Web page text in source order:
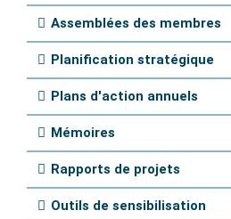
Assemblées des membres
Planification stratégique
Plans d'action annuels
Mémoires
Rapports de projets
Outils de sensibilisation